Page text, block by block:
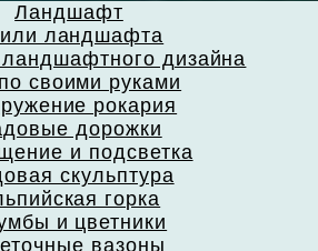
Ландшафт
ландшафта
дизайна
своими руками
рокария
дорожки
и подсветка
скульптура
горка
и цветники
вазоны